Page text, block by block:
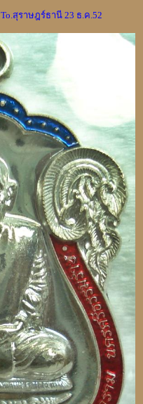
To.สุราษฎร์ธานี 23 ธ.ค.52